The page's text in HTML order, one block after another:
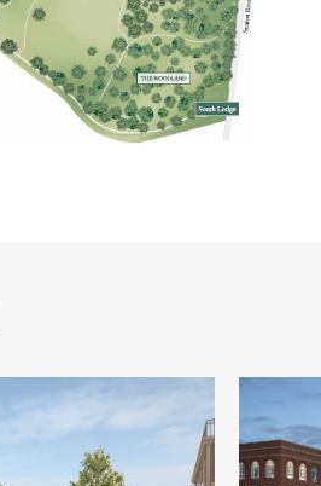
所幫助，並且鼓勵你進
的發展項目。
載 Bekerley Portfolio
利。今天請立即聯絡我
解你夢寐以求的房地
下載程序!
有效電子郵件即可下載